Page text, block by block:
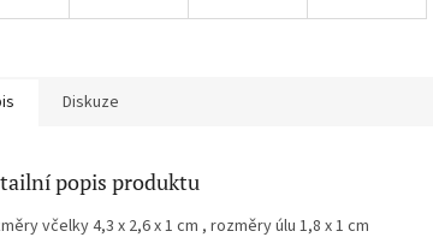
Diskuze
popis produktu
včelky 4,3 x 2,6 x 1 cm , rozměry úlu 1,8 x 1 cm